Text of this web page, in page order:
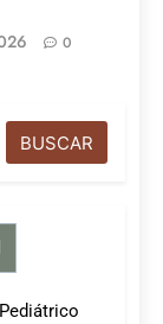
0
BUSCAR